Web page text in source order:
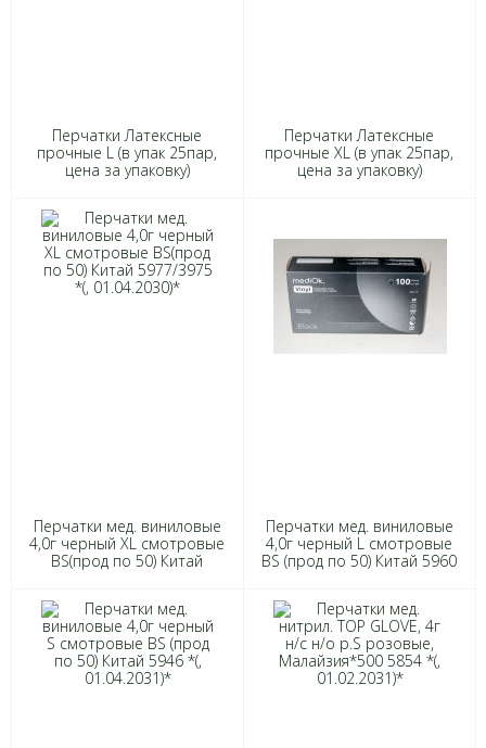
Перчатки Латексные
прочные L (в упак 25пар,
цена за упаковку)
Перчатки Латексные
прочные ХL (в упак 25пар,
цена за упаковку)
Перчатки мед. виниловые
4,0г черный ХL смотровые
BS(прод по 50) Китай
Перчатки мед. виниловые
4,0г черный L смотровые
BS (прод по 50) Китай 5960